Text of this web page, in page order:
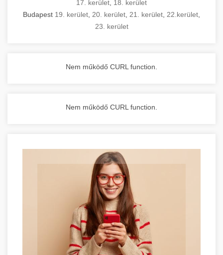
17. kerület 18. kerület
Budapest 19. kerület 20. kerület 21. kerület 22.kerület
23. kerület
Nem működő CURL function.
Nem működő CURL function.